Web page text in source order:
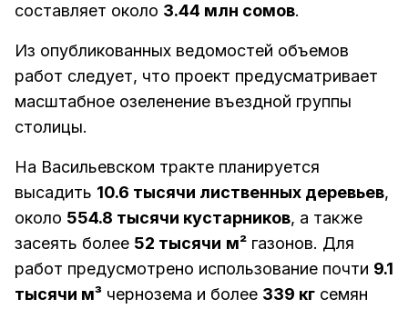
составляет около 3.44 млн сомов.
Из опубликованных ведомостей объемов
работ следует, что проект предусматривает
масштабное озеленение въездной группы
столицы.
На Васильевском тракте планируется
высадить 10.6 тысячи лиственных деревьев,
около 554.8 тысячи кустарников, а также
засеять более 52 тысячи м² газонов. Для
работ предусмотрено использование почти 9.1
тысячи м³ чернозема и более 339 кг семян